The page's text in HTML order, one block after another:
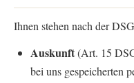
Ihnen stehen nach der
Auskunft(Art. 15
bei uns gespeicherten